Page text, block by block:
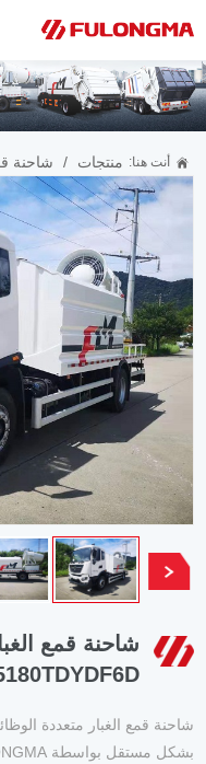
أنت هنا: منتجات / شاحنة
شاحنة قمع
شاحنة قمع الغبار متعددة